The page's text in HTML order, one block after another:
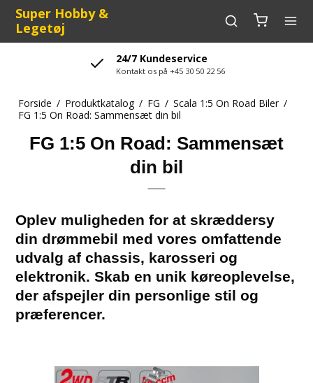
Super Hobby &
Legetøj
24/7 Kundeservice
Kontakt os på +45 30 50 22 56
Forside / Produktkatalog / FG / Scala 1:5 On Road Biler /
FG 1:5 On Road: Sammensæt din bil
FG 1:5 On Road: Sammensæt
din bil
Oplev muligheden for at skræddersy
din drømmebil med vores omfattende
udvalg af chassis, karosseri og
elektronik. Skab en unik køreoplevelse,
der afspejler din personlige stil og
præferencer.